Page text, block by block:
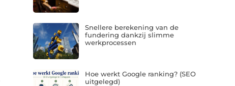
Snellere berekening van de
fundering dankzij slimme
werkprocessen
Hoe werkt Google ranking? (SEO
uitgelegd)